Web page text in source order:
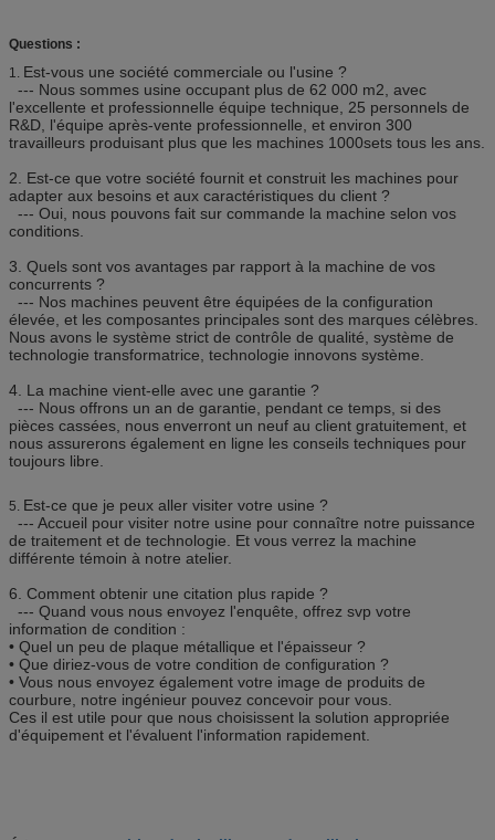
Questions :
1. Est-vous une société commerciale ou l'usine ?
--- Nous sommes usine occupant plus de 62 000 m2, avec
l'excellente et professionnelle équipe technique, 25 personnels de
R&D, l'équipe après-vente professionnelle, et environ 300
travailleurs produisant plus que les machines 1000sets tous les ans.
2. Est-ce que votre société fournit et construit les machines pour
adapter aux besoins et aux caractéristiques du client ?
--- Oui, nous pouvons fait sur commande la machine selon vos
conditions.
3. Quels sont vos avantages par rapport à la machine de vos
concurrents ?
--- Nos machines peuvent être équipées de la configuration
élevée, et les composantes principales sont des marques célèbres.
Nous avons le système strict de contrôle de qualité, système de
technologie transformatrice, technologie innovons système.
4. La machine vient-elle avec une garantie ?
--- Nous offrons un an de garantie, pendant ce temps, si des
pièces cassées, nous enverront un neuf au client gratuitement, et
nous assurerons également en ligne les conseils techniques pour
toujours libre.
5. Est-ce que je peux aller visiter votre usine ?
--- Accueil pour visiter notre usine pour connaître notre puissance
de traitement et de technologie. Et vous verrez la machine
différente témoin à notre atelier.
6. Comment obtenir une citation plus rapide ?
--- Quand vous nous envoyez l'enquête, offrez svp votre
information de condition :
• Quel un peu de plaque métallique et l'épaisseur ?
• Que diriez-vous de votre condition de configuration ?
• Vous nous envoyez également votre image de produits de
courbure, notre ingénieur pouvez concevoir pour vous.
Ces il est utile pour que nous choisissent la solution appropriée
d'équipement et l'évaluent l'information rapidement.